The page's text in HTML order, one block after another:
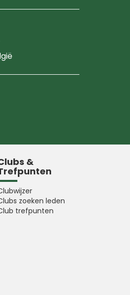
Facebook
&
zoeken leden
trefpunten